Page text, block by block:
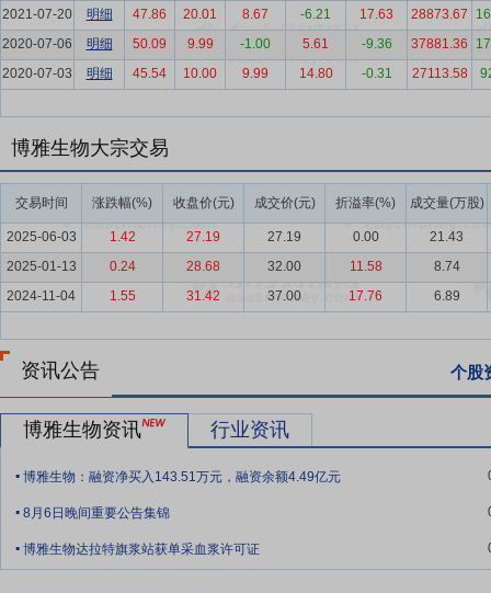
要点7：血液制品行业
我国血液制品的生产始于20世纪60年代。鉴
产质量等方面均实施了严格措施，引导行业规范、有序发展。截至目
年来，受经济持续增长、医保覆盖范围扩大、人口老龄化加剧以及临
围、DRG/DIP改革、医保控费以及药品重点监控合理用药等措施，使
血液制品行业增速或将放缓。
质，如氨基酸、多肽、蛋白质、酶、辅酶、多糖、核苷酸、脂和生物
果，达到预防和治疗疾病的目的。人口老龄化趋势导致肌肉骨骼药物
风险管理及政府资源的嫁接等各方面，给予了公司极大的支持与赋能
要点10：明确的战略规划 公司将始终坚持“成为世界一流血液制品企
要点11：优秀的浆站拓展、血浆采集能力
发展体系标准化等措施，提升浆站运营管理水平，并创新业务发展模
建浆站建设标准化流程，缩短浆站建设周期，以尽快实现原料采集。
要点12：雄厚的研发实力
公司技术实力雄厚，先后承担了国家“863
2021-07-20
明细 47.86 20.01 8.67 -6.21 17.63 28873.67
2020-07-06
明细 50.09 9.99 -1.00 5.61 -9.36 37881.36
2020-07-03
明细 45.54 10.00 9.99 14.80 -0.31 27113.58
博雅生物大宗交易
交易时间 涨跌幅(%) 收盘价(元) 成交价(元) 折溢率(%) 成交量(万股)
2025-06-03 1.42 27.19 27.19 0.00
21.43
2025-01-13
0.24 28.68 32.00 11.58
8.74
2024-11-04
1.55 31.42 37.00 17.76 6.89
资讯公告 个股
博雅生物资讯 行业资讯
. 博雅生物：融资净买入143.51万元，融资余额4.49亿元
. 8月6日晚间重要公告集锦
. 博雅生物达拉特旗浆站获单采血浆许可证